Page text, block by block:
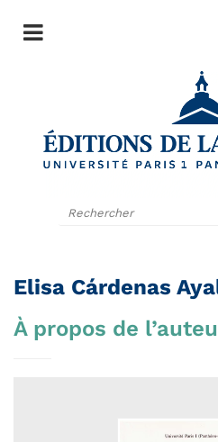
Elisa Cárdenas
À propos de